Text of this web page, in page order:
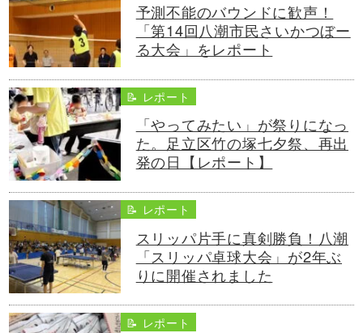
予測不能のバウンドに歓声！
「第14回八潮市民さいかつぼー
る大会」をレポート
📝 レポート
「やってみたい」が祭りになっ
た。足立区竹の塚七夕祭、再出
発の日【レポート】
📝 レポート
スリッパ片手に真剣勝負！八潮
「スリッパ卓球大会」が2年ぶ
りに開催されました
📝 レポート